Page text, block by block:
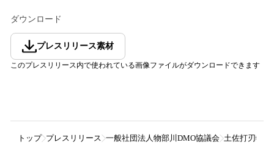
ダウンロード
プレスリリース素材
このプレスリリース内で使われている画像ファイルがダウンロードできます
トップ プレスリリース 一般社団法人物部川DMO協議会 土佐打刃物